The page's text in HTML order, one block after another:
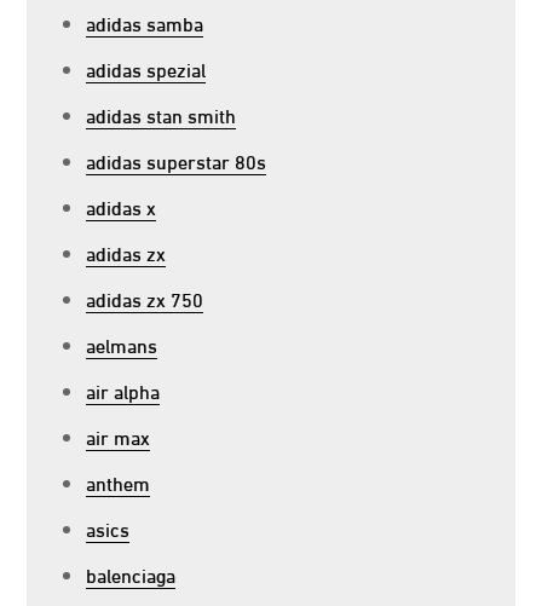
adidas samba
adidas spezial
adidas stan smith
adidas superstar 80s
adidas x
adidas zx
adidas zx 750
aelmans
air alpha
air max
anthem
asics
balenciaga